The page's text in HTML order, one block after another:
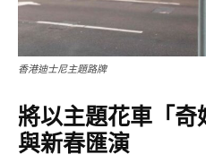
香港迪士尼主題路牌
將以主題花車「
與新春匯演